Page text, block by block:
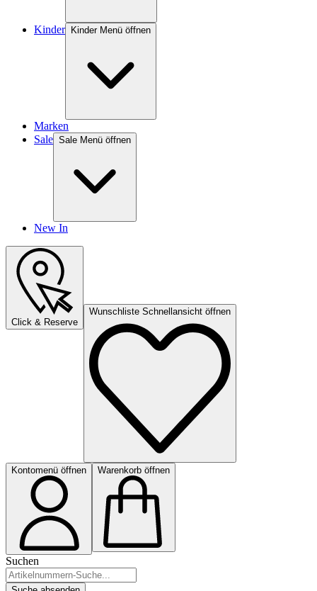
Kinder Kinder Menü öffnen
Marken
Sale Sale Menü öffnen
New In
Click & Reserve
Wunschliste Schnellansicht öffnen
Kontomenü öffnen Warenkorb öffnen
Suchen